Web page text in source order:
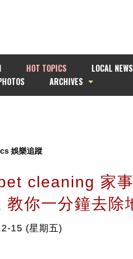
HOT TOPICS
LOCAL NEWS
ARCHIVES
娛樂追蹤
cleaning 家
教你一分鐘去除
15 (星期五)